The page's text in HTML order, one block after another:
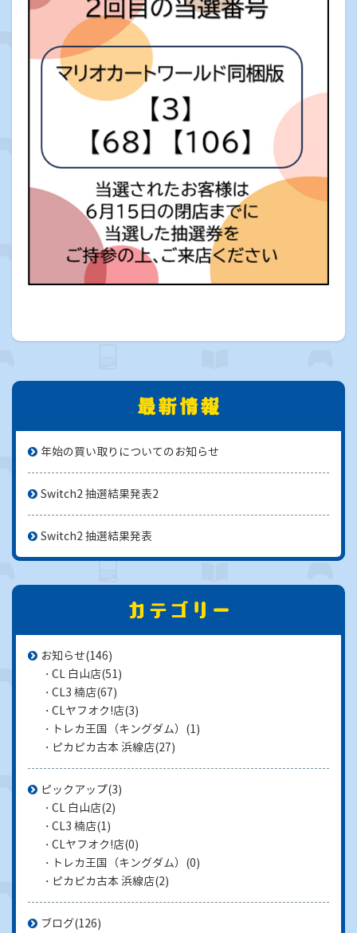
年始の買い取りについてのお知らせ
Switch2 抽選結果発表2
Switch2 抽選結果発表
お知らせ(146)
CL 白山店(51)
CL3 楠店(67)
CLヤフオク!店(3)
トレカ王国（キングダム） (1)
ピカピカ古本 浜線店(27)
ピックアップ(3)
CL 白山店(2)
CL3 楠店(1)
CLヤフオク!店(0)
トレカ王国（キングダム） (0)
ピカピカ古本 浜線店(2)
ブログ(126)